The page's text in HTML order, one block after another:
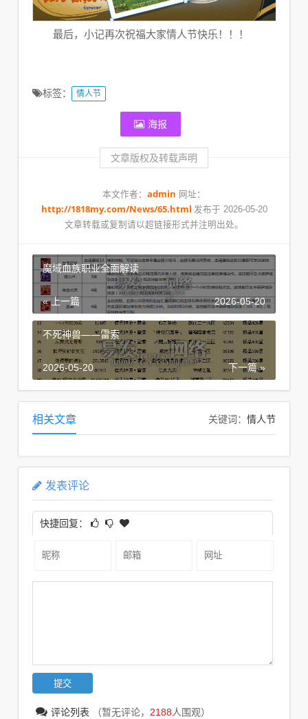
最后，小记再次祝福大家情人节快乐！！！
标签： 情人节
海报
文章版权及转载声明
本文作者： admin 网址：
http://1818my.com/News/65.html 发布于 2026-05-20
文章转载或复制请以超链接形式并注明出处。
魔域血族职业全面解读
« 上一篇 2026-05-20
不死神兽——雷索
下一篇 »
2026-05-20
相关文章 关键词： 情人节
发表评论
快捷回复：
评论列表 （暂无评论， 2188人围观）